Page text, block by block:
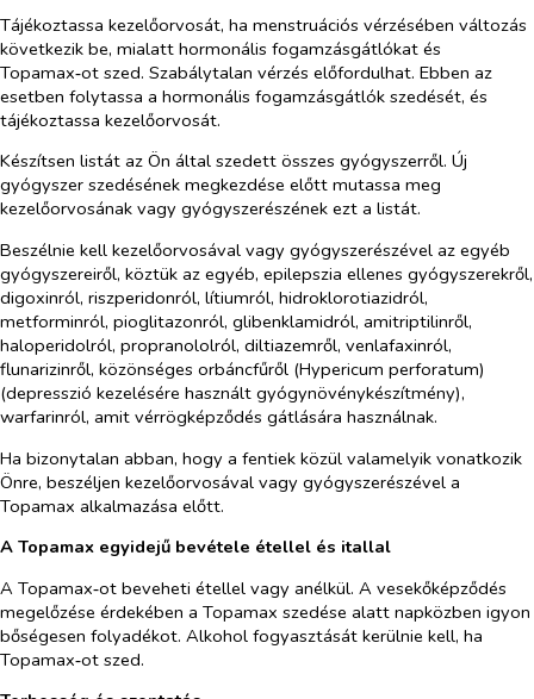
Tájékoztassa kezelőorvosát, ha menstruációs vérzésében változás
következik be, mialatt hormonális fogamzásgátlókat és
Topamax‑ot szed. Szabálytalan vérzés előfordulhat. Ebben az
esetben folytassa a hormonális fogamzásgátlók szedését, és
tájékoztassa kezelőorvosát.
Készítsen listát az Ön által szedett összes gyógyszerről. Új
gyógyszer szedésének megkezdése előtt mutassa meg
kezelőorvosának vagy gyógyszerészének ezt a listát.
Beszélnie kell kezelőorvosával vagy gyógyszerészével az egyéb
gyógyszereiről, köztük az egyéb, epilepszia ellenes gyógyszerekről,
digoxinról, riszperidonról, lítiumról, hidroklorotiazidról,
metforminról, pioglitazonról, glibenklamidról, amitriptilinről,
haloperidolról, propranololról, diltiazemről, venlafaxinról,
flunarizinről, közönséges orbáncfűről (Hypericum perforatum)
(depresszió kezelésére használt gyógynövénykészítmény),
warfarinról, amit vérrögképződés gátlására használnak.
Ha bizonytalan abban, hogy a fentiek közül valamelyik vonatkozik
Önre, beszéljen kezelőorvosával vagy gyógyszerészével a
Topamax alkalmazása előtt.
A Topamax egyidejű bevétele étellel és itallal
A Topamax‑ot beveheti étellel vagy anélkül. A vesekőképződés
megelőzése érdekében a Topamax szedése alatt napközben igyon
bőségesen folyadékot. Alkohol fogyasztását kerülnie kell, ha
Topamax‑ot szed.